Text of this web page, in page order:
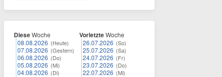
DieseWoche
08.08.2026 (Heute)
07.08.2026 (Gestern)
06.08.2026 (Do)
05.08.2026 (Mi)
04.08.2026 (Di)
VorletzteWoche
26.07.2026 (So)
25.07.2026 (Sa)
24.07.2026 (Fr)
23.07.2026 (Do)
22.07.2026 (Mi)